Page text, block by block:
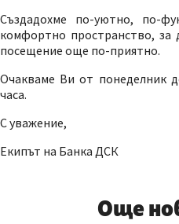
Създадохме по-уютно, по-
комфортно пространство, за
посещение още по-приятно.
Очакваме Ви от понеделник
часа.
С уважение,
Екипът на Банка ДСК
Още